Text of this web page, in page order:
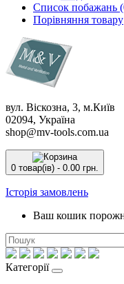
Список побажань
Порівняння товару
вул. Віскозна, 3, м.Київ
02094, Україна
shop@mv-tools.com.ua
0 товар(ів) - 0.00 грн.
Історія замовлень
Ваш кошик
Категорії